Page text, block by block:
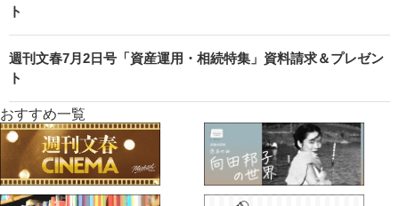
ト
週刊文春7月2日号「資産運用・相続特集」資料請求＆プレゼン
ト
おすすめ一覧